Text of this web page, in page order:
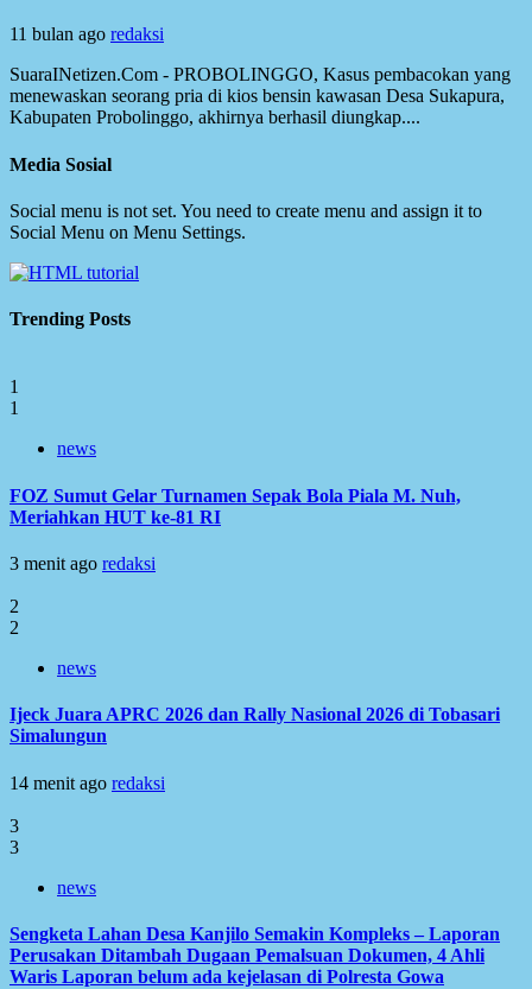
11 bulan ago redaksi
SuaraINetizen.Com - PROBOLINGGO, Kasus pembacokan yang
menewaskan seorang pria di kios bensin kawasan Desa Sukapura,
Kabupaten Probolinggo, akhirnya berhasil diungkap....
Media Sosial
Social menu is not set. You need to create menu and assign it to
Social Menu on Menu Settings.
Trending Posts
1
1
news
FOZ Sumut Gelar Turnamen Sepak Bola Piala M. Nuh,
Meriahkan HUT ke-81 RI
3 menit ago redaksi
2
2
news
Ijeck Juara APRC 2026 dan Rally Nasional 2026 di Tobasari
Simalungun
14 menit ago redaksi
3
3
news
Sengketa Lahan Desa Kanjilo Semakin Kompleks – Laporan
Perusakan Ditambah Dugaan Pemalsuan Dokumen, 4 Ahli
Waris Laporan belum ada kejelasan di Polresta Gowa